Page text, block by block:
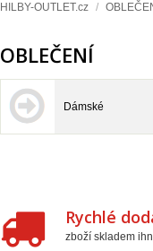
HILBY-OUTLET.cz /
OBLEČENÍ
Dámské
Rychlé
zboží skladem